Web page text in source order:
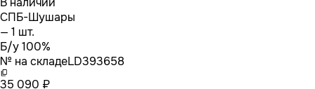
СПБ-Шушары
— 1 шт.
Б/у 100%
№ на складеLD393658
35 090 ₽